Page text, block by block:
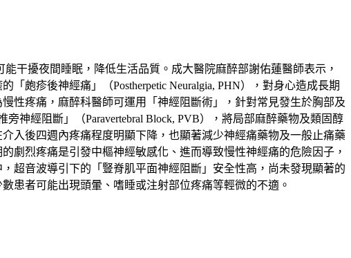
干擾夜間睡眠，降低生活品質。成大醫院麻醉部謝佑蓮醫師表示，
皰疹後神經痛」（Postherpetic Neuralgia, PHN），對身心造成長期
性疼痛，麻醉科醫師可運用「神經阻斷術」，針對常見發生於胸部及
神經阻斷」（Paravertebral Block, PVB），將局部麻醉藥物及類固醇
入後四週內疼痛程度明顯下降，也顯著減少神經痛藥物及一般止痛藥
劇烈疼痛是引發中樞神經敏感化、進而導致慢性神經痛的危險因子，
超音波導引下的「豎脊肌平面神經阻斷」安全性高，尚未發現顯著的
患者可能出現頭暈、嗜睡或注射部位疼痛等輕微的不適。